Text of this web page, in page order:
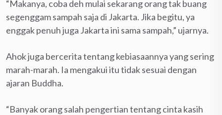
“Makanya, coba deh mulai sekarang orang tak buang
segenggam sampah saja di Jakarta. Jika begitu, ya
enggak penuh juga Jakarta ini sama sampah,” ujarnya.
Ahok juga bercerita tentang kebiasaannya yang sering
marah-marah. Ia mengakui itu tidak sesuai dengan
ajaran Buddha.
“Banyak orang salah pengertian tentang cinta kasih